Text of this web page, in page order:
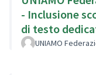
- Inclusione
di testo
UNIAMO